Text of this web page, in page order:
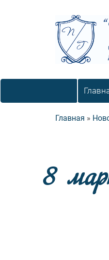
Заботимся с
Строка
Главная
8